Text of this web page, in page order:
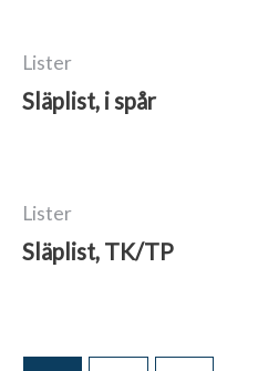
Lister
Släplist, i spår
Lister
Släplist, TK/TP